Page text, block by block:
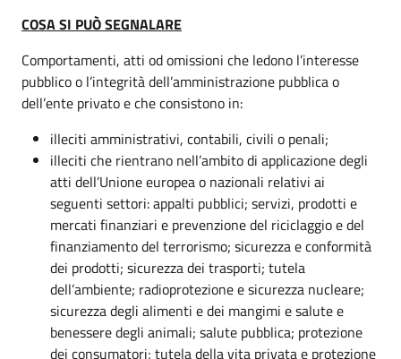
COSA SI PUÒ SEGNALARE
Comportamenti, atti od omissioni che ledono l’interesse
pubblico o l’integrità dell’amministrazione pubblica o
dell’ente privato e che consistono in:
illeciti amministrativi, contabili, civili o penali;
illeciti che rientrano nell’ambito di applicazione degli
atti dell’Unione europea o nazionali relativi ai
seguenti settori: appalti pubblici; servizi, prodotti e
mercati finanziari e prevenzione del riciclaggio e del
finanziamento del terrorismo; sicurezza e conformità
dei prodotti; sicurezza dei trasporti; tutela
dell’ambiente; radioprotezione e sicurezza nucleare;
sicurezza degli alimenti e dei mangimi e salute e
benessere degli animali; salute pubblica; protezione
dei consumatori; tutela della vita privata e protezione